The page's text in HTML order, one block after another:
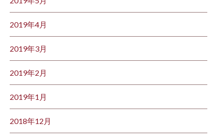
2019年4月
2019年3月
2019年2月
2019年1月
2018年12月